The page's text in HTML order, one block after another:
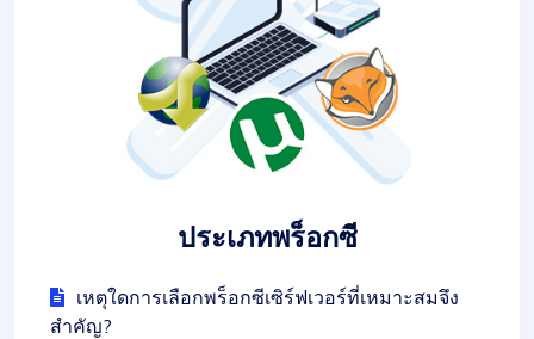
ประเภทพร็อกซี
เหตุใดการเลือกพร็อกซีเซิร์ฟเวอร์ที่เหมาะสมจึง
สำคัญ?